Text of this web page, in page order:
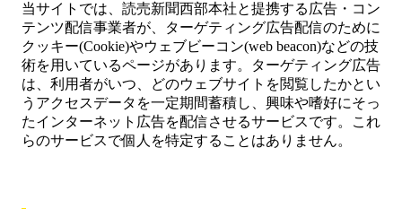
当サイトでは、読売新聞西部本社と提携する広告・コン
テンツ配信事業者が、ターゲティング広告配信のために
クッキー(Cookie)やウェブビーコン(web beacon)などの技
術を用いているページがあります。ターゲティング広告
は、利用者がいつ、どのウェブサイトを閲覧したかとい
うアクセスデータを一定期間蓄積し、興味や嗜好にそっ
たインターネット広告を配信させるサービスです。これ
らのサービスで個人を特定することはありません。